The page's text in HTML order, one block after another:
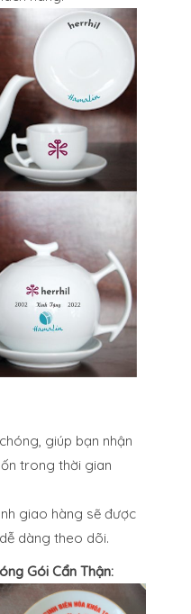
giúp bạn nhận
trong thời gian
giao hàng sẽ được
dàng theo dõi.
Gói Cẩn Thận: